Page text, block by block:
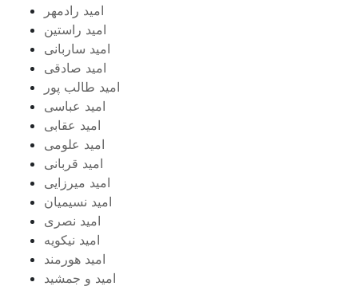
امید رادمهر
امید راستین
امید ساربانی
امید صادقی
امید طالب پور
امید عباسی
امید عقابی
امید علومی
امید قربانی
امید میرزایی
امید نسیمیان
امید نصری
امید نیکویه
امید هورمند
امید و جمشید